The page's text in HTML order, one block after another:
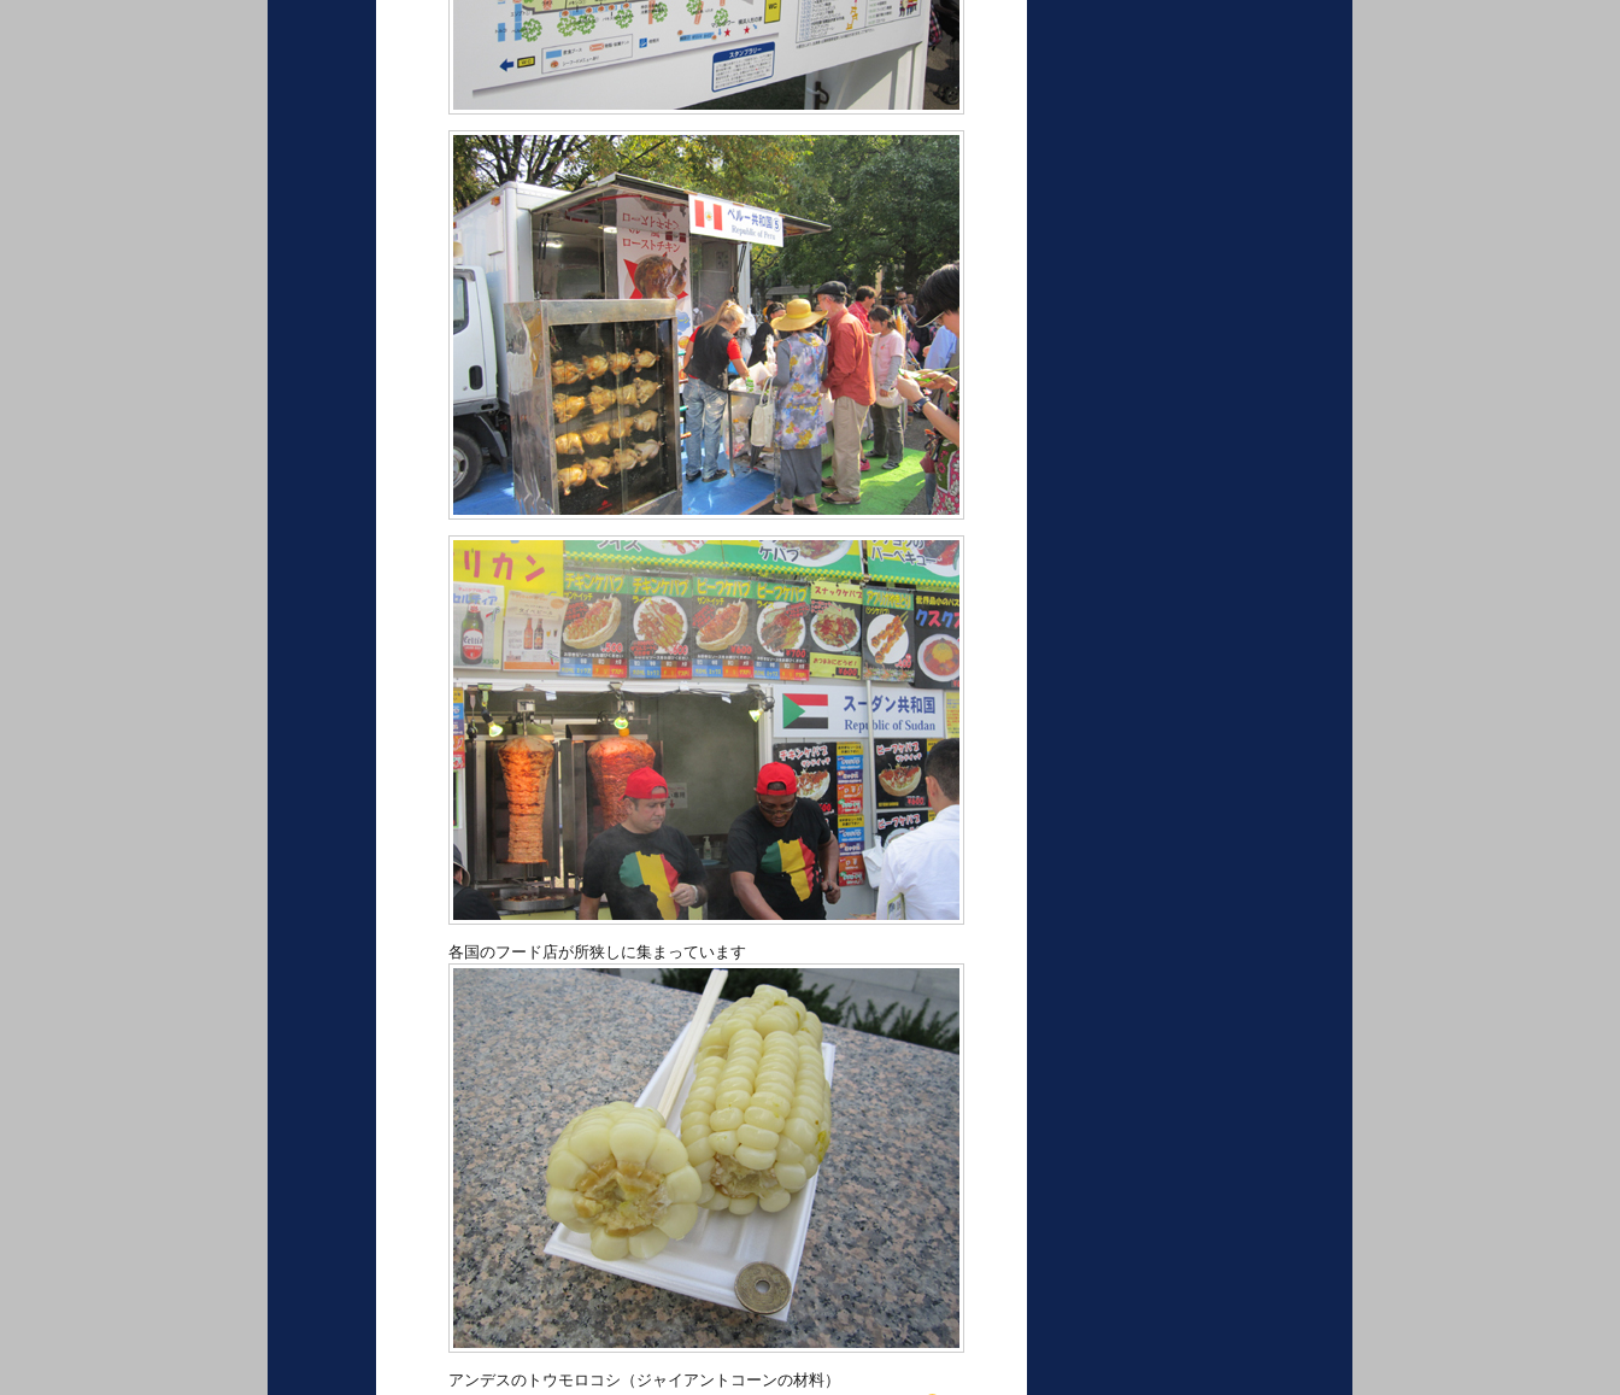
各国のフード店が所狭しに集まっています
アンデスのトウモロコシ（ジャイアントコーンの材料）